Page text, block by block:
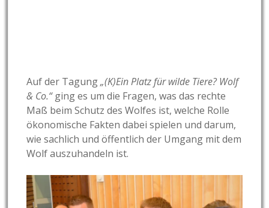
Auf der Tagung„(K)Ein Platz für wilde Tiere? Wolf
& Co.“ging es um die Fragen, was das rechte
Maß beim Schutz des Wolfes ist, welche Rolle
ökonomische Fakten dabei spielen und darum,
wie sachlich und öffentlich der Umgang mit dem
Wolf auszuhandeln ist.